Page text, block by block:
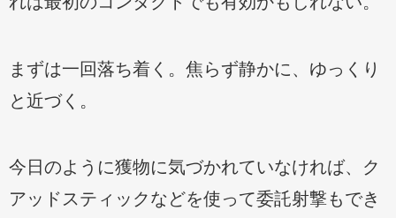
まずは一回落ち着く。焦らず静かに、ゆっくり
と近づく。
今日のように獲物に気づかれていなければ、ク
アッドスティックなどを使って委託射撃もでき